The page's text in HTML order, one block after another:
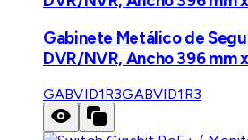
Gabinete Metálico de
DVR/NVR, Ancho 396 mm
GABVID1R3GABVID1R3